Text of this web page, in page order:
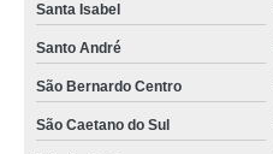
Santa Isabel
Santo André
São Bernardo Centro
São Caetano do Sul